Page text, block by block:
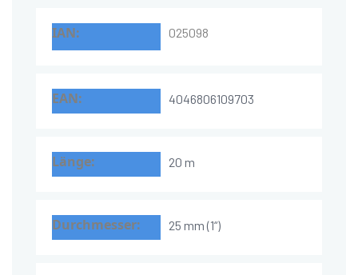
025098
4046806109703
20 m
25 mm (1“)